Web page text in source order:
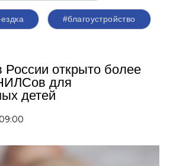
#благоустройство
России открыто более
для
детей
09:00